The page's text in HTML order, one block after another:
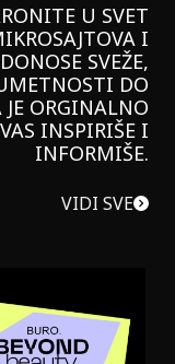
U SVET
I
SVEŽE,
DO
JE ORGINALNO
INSPIRIŠE I
INFORMIŠE.
VIDI SVE